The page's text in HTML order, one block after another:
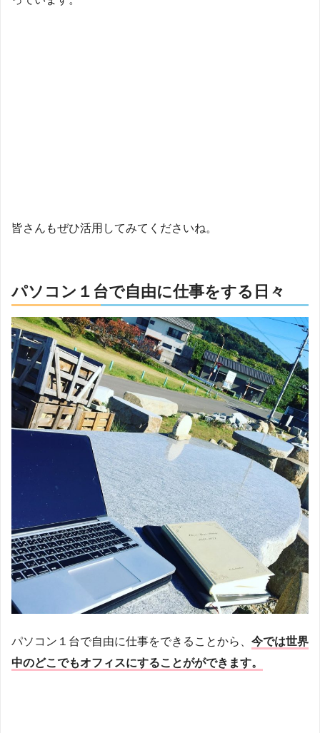
皆さんもぜひ活用してみてくださいね。
パソコン１台で自由に仕事をする日々
パソコン１台で自由に仕事をできることから、 今では世界
中のどこでもオフィスにすることがができます。